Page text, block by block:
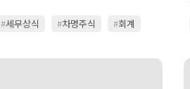
#세무상식 #차명주식 #회계